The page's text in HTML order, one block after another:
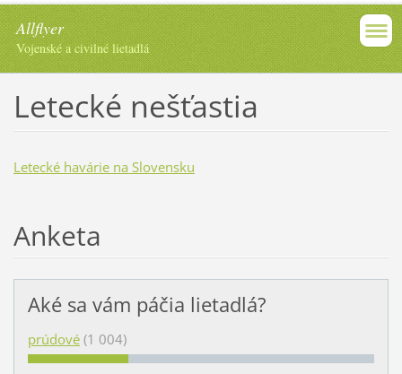
Allflyer
Vojenské a civilné lietadlá
Letecké nešťastia
Letecké havárie na Slovensku
Anketa
Aké sa vám páčia lietadlá?
prúdové (1 004)